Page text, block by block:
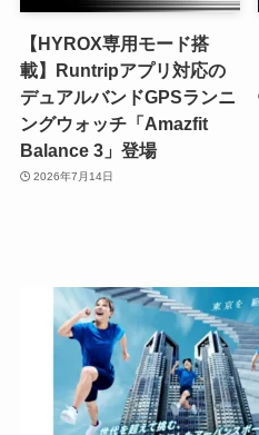
【HYROX専用モード搭
載】Runtripアプリ対応の
デュアルバンドGPSランニ
ングウォッチ「Amazfit
Balance 3」登場
2026年7月14日